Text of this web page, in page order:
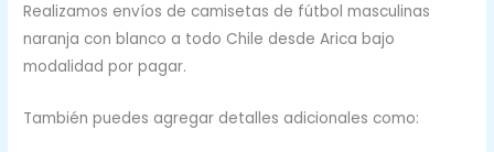
Realizamos envíos de camisetas de fútbol masculinas
naranja con blanco a todo Chile desde Arica bajo
modalidad por pagar.
También puedes agregar detalles adicionales como: